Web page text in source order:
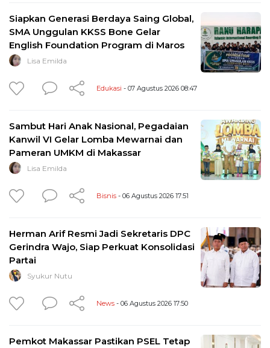
Siapkan Generasi Berdaya Saing Global,
SMA Unggulan KKSS Bone Gelar
English Foundation Program di Maros
Lisa Emilda
Edukasi - 07 Agustus 2026 08:47
Sambut Hari Anak Nasional, Pegadaian
Kanwil VI Gelar Lomba Mewarnai dan
Pameran UMKM di Makassar
Lisa Emilda
Bisnis - 06 Agustus 2026 17:51
Herman Arif Resmi Jadi Sekretaris DPC
Gerindra Wajo, Siap Perkuat Konsolidasi
Partai
Syukur Nutu
News - 06 Agustus 2026 17:50
Pemkot Makassar Pastikan PSEL Tetap